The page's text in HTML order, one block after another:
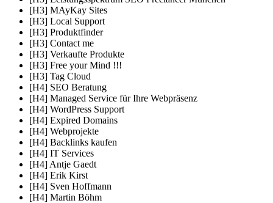
[H3] MAyKay Sites
[H3] Local Support
[H3] Produktfinder
[H3] Contact me
[H3] Verkaufte Produkte
[H3] Free your Mind !!!
[H3] Tag Cloud
[H4] SEO Beratung
[H4] Managed Service für Ihre Webpräsenz
[H4] WordPress Support
[H4] Expired Domains
[H4] Webprojekte
[H4] Backlinks kaufen
[H4] IT Services
[H4] Antje Gaedt
[H4] Erik Kirst
[H4] Sven Hoffmann
[H4] Martin Böhm